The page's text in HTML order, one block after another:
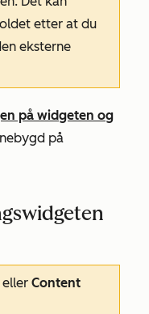
etter at du
eksterne
på widgeten og
på
eller Content